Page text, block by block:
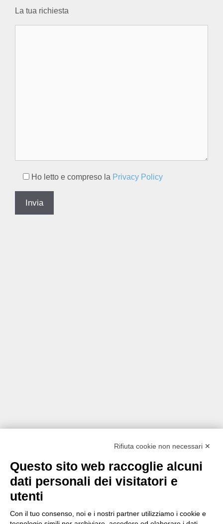
La tua richiesta
Ho letto e compreso la Privacy Policy
Rifiuta cookie non necessari ✕
Questo sito web raccoglie alcuni
dati personali dei visitatori e
utenti
Con il tuo consenso, noi e i nostri partner utilizziamo i cookie e